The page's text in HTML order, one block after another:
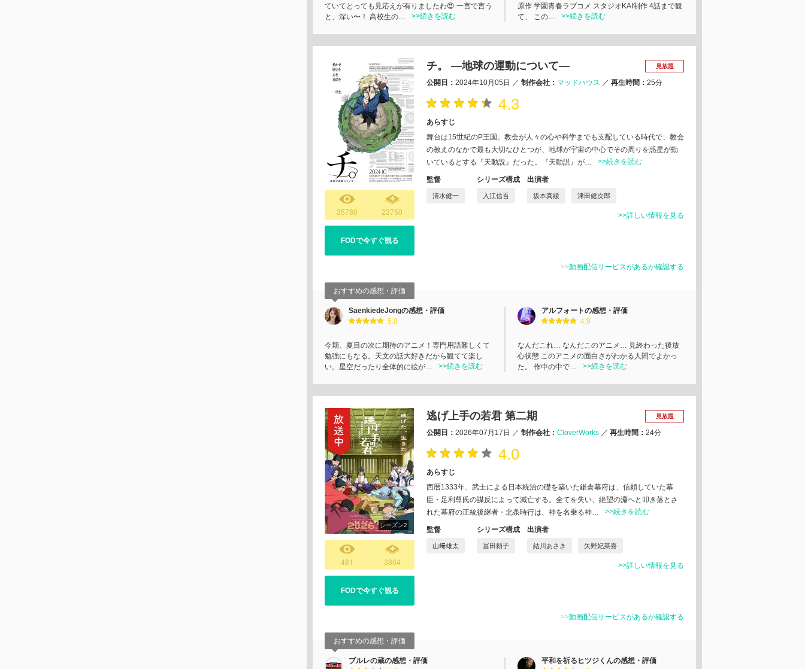
ていてとっても見応えが有りましたわ😍 一言で言う
と、深い〜！ 高校生の…
>>続きを読む
原作 学園青春ラブコメ スタジオKAI制作 4話まで観
て、 この…
>>続きを読む
35780 23750
FODで今すぐ観る
チ。 ―地球の運動について― 見放題
公開日： 2024年10月05日 ／ 制作会社： マッドハウス ／ 再生時間： 25分
4.3
あらすじ
舞台は15世紀のP王国。教会が人々の心や科学までも支配している時代で、教会
の教えのなかで最も大切なひとつが、地球が宇宙の中心でその周りを惑星が動
いているとする『天動説』だった。『天動説』が…
>>続きを読む
監督
清水健一
シリーズ構成
入江信吾
出演者
坂本真綾 津田健次郎
>>詳しい情報を見る
>>動画配信サービスがあるか確認する
おすすめの感想・評価
SaenkiedeJongの感想・評価
5.0
今期、夏目の次に期待のアニメ！専門用語難しくて
勉強にもなる。天文の話大好きだから観てて楽し
い。星空だったり全体的に絵が…
>>続きを読む
アルフォートの感想・評価
4.9
なんだこれ… なんだこのアニメ… 見終わった後放
心状態 このアニメの面白さがわかる人間でよかっ
た。 作中の中で…
>>続きを読む
シーズン2
481 3804
FODで今すぐ観る
逃げ上手の若君 第二期 見放題
公開日： 2026年07月17日 ／ 制作会社： CloverWorks ／ 再生時間： 24分
4.0
あらすじ
西暦1333年、武士による日本統治の礎を築いた鎌倉幕府は、信頼していた幕
臣・足利尊氏の謀反によって滅亡する。全てを失い、絶望の淵へと叩き落とさ
れた幕府の正統後継者・北条時行は、神を名乗る神…
>>続きを読む
監督
山﨑雄太
シリーズ構成
冨田頼子
出演者
結川あさき 矢野妃菜喜
>>詳しい情報を見る
>>動画配信サービスがあるか確認する
おすすめの感想・評価
ブルレの蔵の感想・評価 平和を祈るヒツジくんの感想・評価